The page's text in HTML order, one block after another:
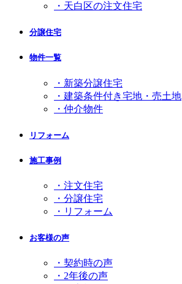
・天白区の注文住宅
分譲住宅
物件一覧
・新築分譲住宅
・建築条件付き宅地・売土地
・仲介物件
リフォーム
施工事例
・注文住宅
・分譲住宅
・リフォーム
お客様の声
・契約時の声
・2年後の声